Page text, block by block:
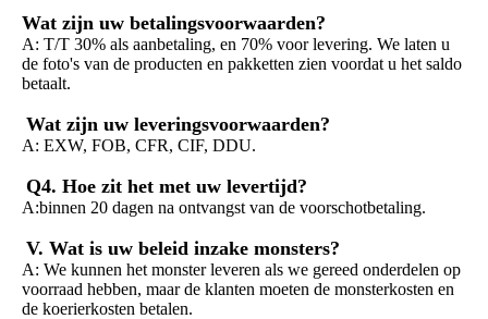
Wat zijn uw betalingsvoorwaarden?
A: T/T 30% als aanbetaling, en 70% voor levering. We laten u
de foto's van de producten en pakketten zien voordat u het saldo
betaalt.
Wat zijn uw leveringsvoorwaarden?
A: EXW, FOB, CFR, CIF, DDU.
Q4. Hoe zit het met uw levertijd?
A:binnen 20 dagen na ontvangst van de voorschotbetaling.
V. Wat is uw beleid inzake monsters?
A: We kunnen het monster leveren als we gereed onderdelen op
voorraad hebben, maar de klanten moeten de monsterkosten en
de koerierkosten betalen.